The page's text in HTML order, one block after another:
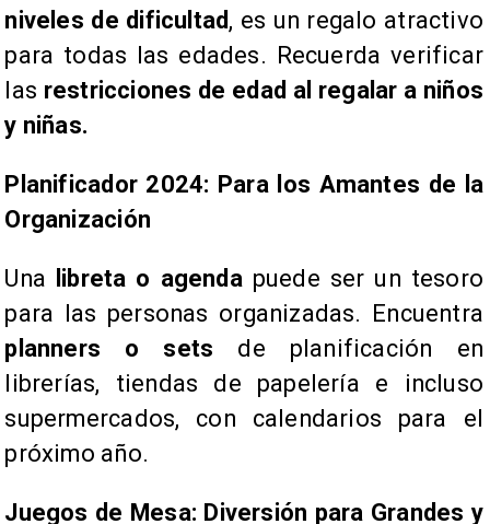
niveles de dificultad , es un regalo atractivo
para todas las edades. Recuerda verificar
las restricciones de edad al regalar a niños
y niñas.
Planificador 2024: Para los Amantes de la
Organización
​Una libreta o agenda puede ser un tesoro
para las personas organizadas. Encuentra
planners o sets de planificación en
librerías, tiendas de papelería e incluso
supermercados, con calendarios para el
próximo año.
​Juegos de Mesa: Diversión para Grandes y